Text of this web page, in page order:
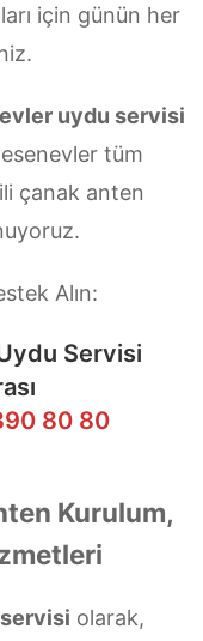
için günün her
uydu servisi
tüm
çanak anten
Alın:
Servisi
80 80
Kurulum,
olarak,